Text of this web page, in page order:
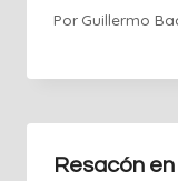
Por Guillermo
Resacón